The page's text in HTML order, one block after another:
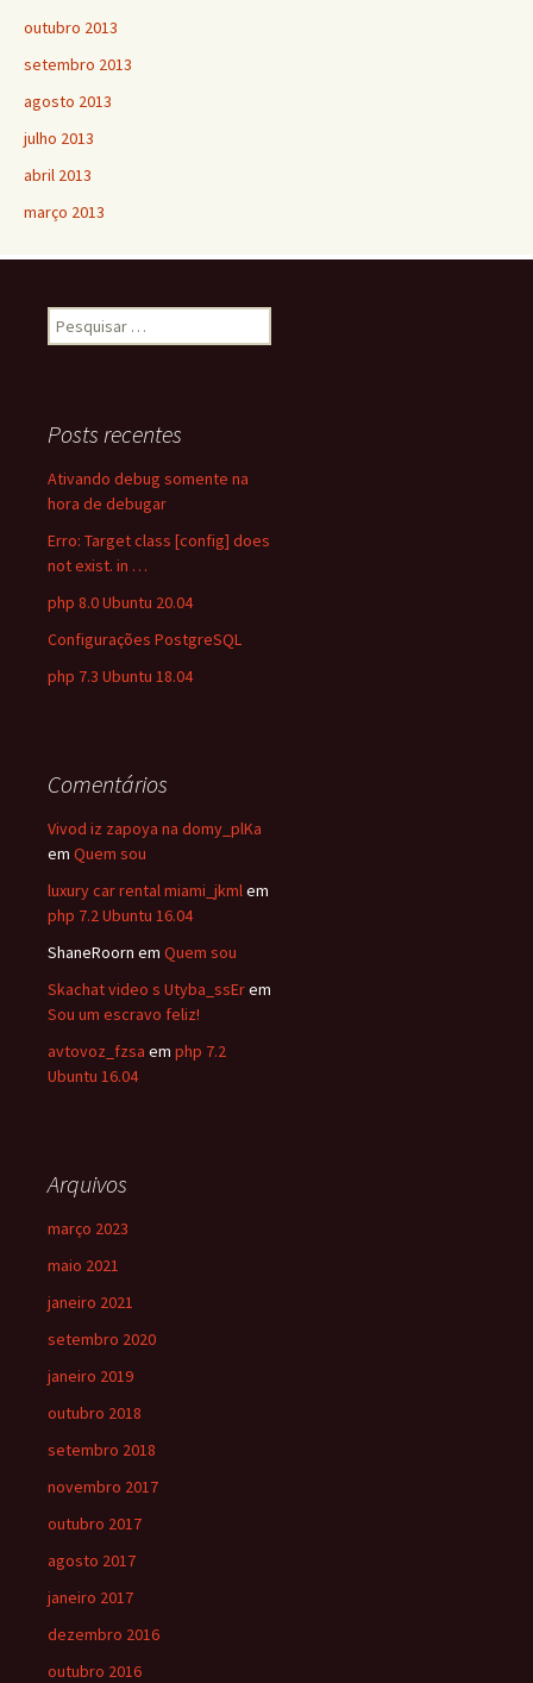
outubro 2013
setembro 2013
agosto 2013
julho 2013
abril 2013
março 2013
Pesquisar
por:
Posts recentes
Ativando debug somente na
hora de debugar
Erro: Target class [config] does
not exist. in …
php 8.0 Ubuntu 20.04
Configurações PostgreSQL
php 7.3 Ubuntu 18.04
Comentários
Vivod iz zapoya na domy_plKa
em Quem sou
luxury car rental miami_jkmlem
php 7.2 Ubuntu 16.04
ShaneRoorn em Quem sou
Skachat video s Utyba_ssErem
Sou um escravo feliz!
avtovoz_fzsa em php 7.2
Ubuntu 16.04
Arquivos
março 2023
maio 2021
janeiro 2021
setembro 2020
janeiro 2019
outubro 2018
setembro 2018
novembro 2017
outubro 2017
agosto 2017
janeiro 2017
dezembro 2016
outubro 2016